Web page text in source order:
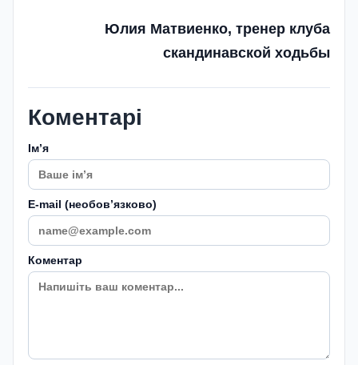
Юлия Матвиенко, тренер клуба
скандинавской ходьбы
Коментарі
Імʼя
E-mail (необовʼязково)
Коментар